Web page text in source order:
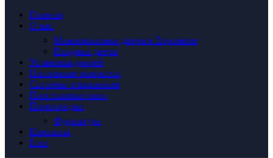
Главная
О нас
Межкомнатные двери в Воронеже
Входные двери
Установка дверей
Напольные покрытия
Системы открывания
Пластиковые окна
Перегородки
Фурнитура
Контакты
Блог